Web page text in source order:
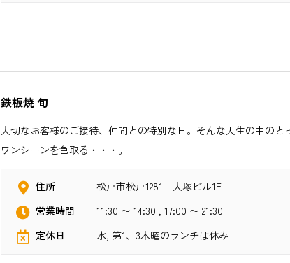
鉄板焼 旬
大切なお客様のご接待、仲間との特別な日。そんな人生の中のと
ワンシーンを色取る・・・。
住所
松戸市松戸1281 大塚ビル1F
営業時間
11:30 〜 14:30 , 17:00 〜 21:30
定休日
水, 第1、3木曜のランチは休み